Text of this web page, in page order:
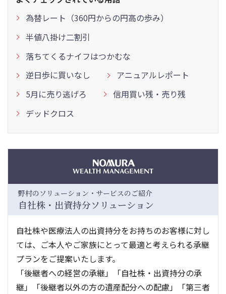
為替レート（360円からの円高の歩み）
半値八掛け二割引
落ちてくるナイフはつかむな
逆日歩に買いなし
アニュアルレポート
5月に売り逃げろ
信用買い残・売り残
デッドクロス
野村のソリューション・サービスのご紹介
自社株・出資持分ソリューション
自社株や医療法人の出資持分をお持ちのお客様に対し
ては、ご本人やご家族にとって最適と考えられる承継
プランをご提案いたします。
「後継者への経営の承継」「自社株・出資持分の承
継」「後継者以外の方の遺産配分への配慮」「第三者